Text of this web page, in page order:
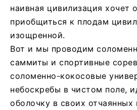
наивная цивилизация
приобщиться к плодам
изощренной.
Вот и мы проводим
саммиты и спортивные
соломенно-кокосовые
небоскребы в чистом поле,
оболочку в своих отчаянных